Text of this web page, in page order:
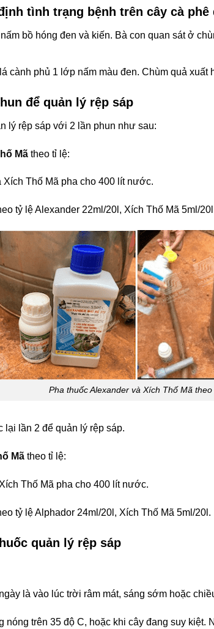
tình trạng bệnh trên cây cà phê
bồ hóng đen và kiến. Bà con quan sát ở
cành phủ 1 lớp nấm màu đen. Chùm quả xuất
để quản lý rệp sáp
lý rệp sáp với 2 lần phun như sau:
Mãtheo tỉ lệ:
Thố Mã pha cho 400 lít nước.
tỷ lệ Alexander 22ml/20l, Xích Thố Mã 5ml/
Pha thuốc Alexander và Xích Thố Mã theo
lại lần 2 để quản lý rệp sáp.
Mãtheo tỉ lệ:
Thố Mã pha cho 400 lít nước.
tỷ lệ Alphador 24ml/20l, Xích Thố Mã 5ml/20l.
quản lý rệp sáp
là vào lúc trời râm mát, sáng sớm hoặc
nóng trên 35 độ C, hoặc khi cây đang suy